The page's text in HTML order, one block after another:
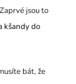
jsou to
kšandy do
bát, že